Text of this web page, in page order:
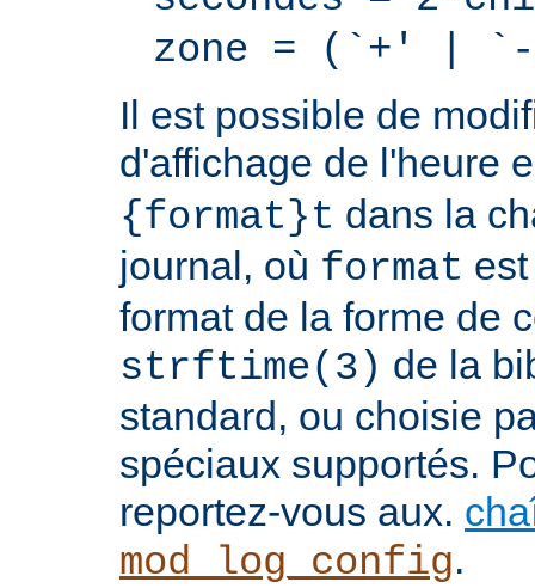
zone = (`+' |
Il est possible de
d'affichage de l'heure
{format}t dans la
journal, où format
format de la forme de
strftime(3) de la
standard, ou choisie
spéciaux supportés.
reportez-vous aux.
mod_log_config.